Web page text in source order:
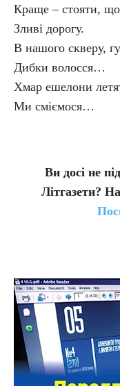
Краще – стояти,
Зливі дорогу.
В нашого скверу,
Дибки волосся…
Хмар ешелони
Ми сміємося…
Ви досі не
Літгазети?